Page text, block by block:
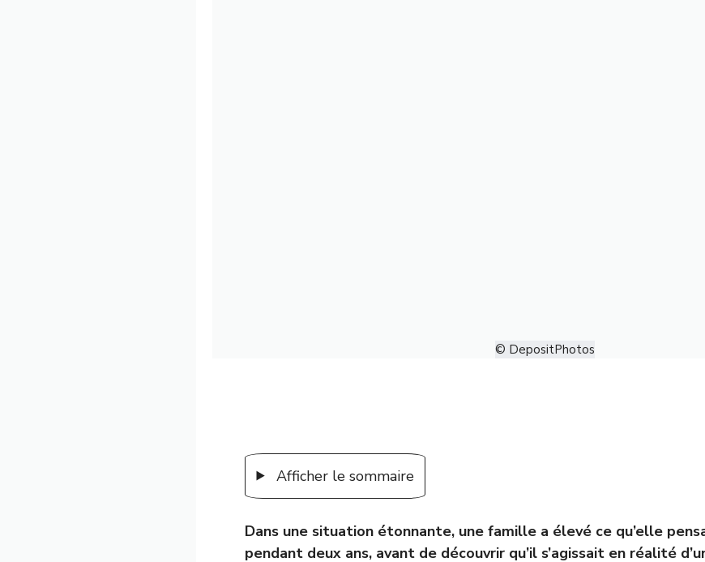
© DepositPhotos
Afficher le sommaire
Dans une situation étonnante, une famille a élevé ce qu’elle
pendant deux ans, avant de découvrir qu’il s’agissait en réalité